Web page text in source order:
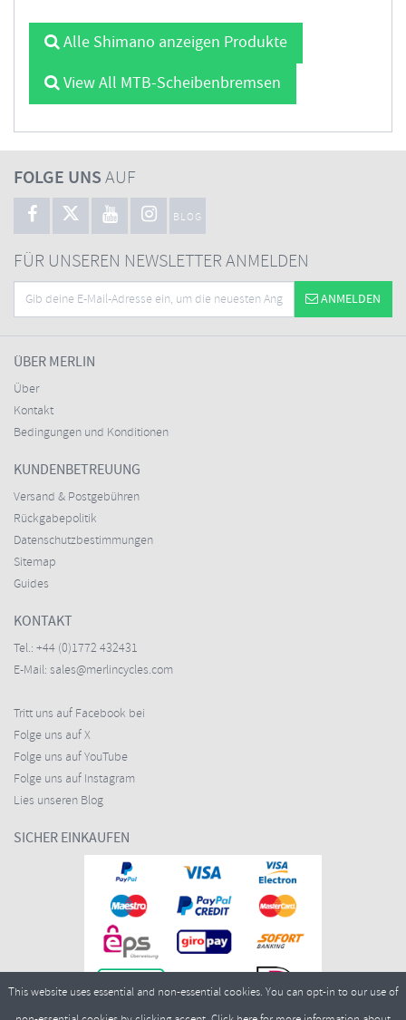
Alle Shimano anzeigen Produkte
View All MTB-Scheibenbremsen
FOLGE UNSAUF
BLOG
FÜR UNSEREN NEWSLETTER ANMELDEN
ANMELDEN
ÜBER MERLIN
Über
Kontakt
Bedingungen und Konditionen
KUNDENBETREUUNG
Versand & Postgebühren
Rückgabepolitik
Datenschutzbestimmungen
Sitemap
Guides
KONTAKT
Tel.: +44 (0)1772 432431
E-Mail: sales@merlincycles.com
Tritt uns auf Facebook bei
Folge uns auf X
Folge uns auf YouTube
Folge uns auf Instagram
Lies unseren Blog
SICHER EINKAUFEN
This website uses essential and non-essential cookies. You can opt-in to our use of